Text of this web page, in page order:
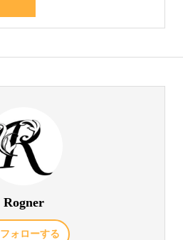
Rogner
フォローする